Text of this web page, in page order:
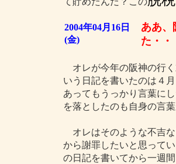
2004年04月16日
(金)
ああ、
た・・
オレが今年の阪神の行く
いう日記を書いたのは４
あってもうっかり言葉に
を落としたのも自身の言
オレはそのような不吉な
から謝罪したいと思って
の日記を書いてから一週